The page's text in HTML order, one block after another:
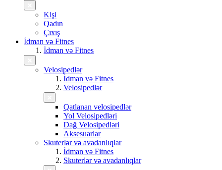
Kişi
Qadın
Çıxış
İdman və Fitnes
İdman və Fitnes
Velosipedlər
İdman və Fitnes
Velosipedlər
Qatlanan velosipedlər
Yol Velosipedləri
Dağ Velosipedləri
Aksesuarlar
Skuterlər və avadanlıqlar
İdman və Fitnes
Skuterlər və avadanlıqlar